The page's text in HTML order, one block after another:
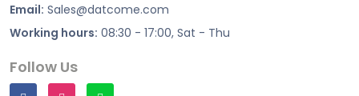
Email: Sales@datcome.com
Working hours: 08:30 - 17:00, Sat - Thu
Follow Us